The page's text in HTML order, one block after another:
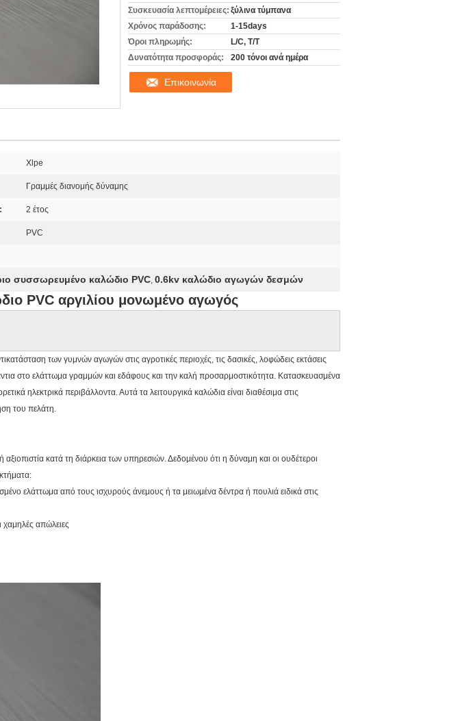
Συσκευασία λεπτομέρειες: ξύλινα τύμπανα
Χρόνος παράδοσης:
1-15days
Όροι πληρωμής:
L/C, T/T
Δυνατότητα προσφοράς:
200 τόνοι ανά ημέρα
Επικοινωνία
Xlpe
Γραμμές διανομής δύναμης
2 έτος
PVC
συσσωρευμένο καλώδιο PVC, 0.6kv καλώδιο αγωγών δεσμών
PVC αργιλίου μονωμένο αγωγός
των γυμνών αγωγών στις αγροτικές περιοχές, τις δασικές, λοφώδεις εκτάσεις
στο ελάττωμα γραμμών και εδάφους και την καλή προσαρμοστικότητα. Κατασκευασμένα
ηλεκτρικά περιβάλλοντα. Αυτά τα λειτουργικά καλώδια είναι διαθέσιμα στις
του πελάτη.
κατά τη διάρκεια των υπηρεσιών. Δεδομένου ότι η δύναμη και οι ουδέτεροι
ελάττωμα από τους ισχυρούς άνεμους ή τα μειωμένα δέντρα ή πουλιά ειδικά στις
απώλειες